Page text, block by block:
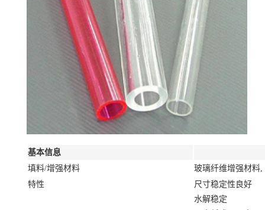
基本信息
填料/增强材料
玻璃纤维增强材料,
特性
尺寸稳定性良好
水解稳定